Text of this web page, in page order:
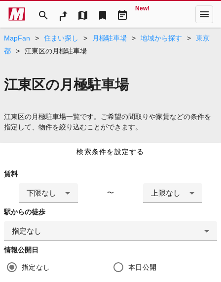
search map bookmark event_note
New! menu
MapFan > 住まい探し > 月極駐車場 > 地域から探す >
東京
都
> 江東区の月極駐車場
江東区の月極駐車場
江東区の月極駐車場一覧です。ご希望の間取りや家賃などの条件を
指定して、物件を絞り込むことができます。
検索条件を設定する
賃料
下限なし 〜 上限なし
駅からの徒歩
指定なし
情報公開日
指定なし 本日公開